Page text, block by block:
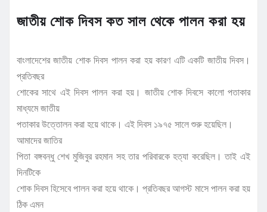
জাতীয় শোক দিবস কত সাল থেকে পালন করা হয়
বাংলাদেশের জাতীয় শোক দিবস পালন করা হয় কারণ এটি একটি জাতীয় দিবস।
প্রতিবছর
শোকের সাথে এই দিবস পালন করা হয়। জাতীয় শোক দিবসে কালো পতাকার
মাধ্যমে জাতীয়
পতাকার উত্তোলন করা হয়ে থাকে। এই দিবস ১৯৭৫ সালে শুরু হয়েছিল।
আমাদের জাতির
পিতা বঙ্গবন্ধু শেখ মুজিবুর রহমান সহ তার পরিবারকে হত্যা করেছিল। তাই এই
দিনটিকে
শোক দিবস হিসেবে পালন করা হয়ে থাকে। প্রতিবছর আগস্ট মাসে পালন করা হয়
ঠিক এমন